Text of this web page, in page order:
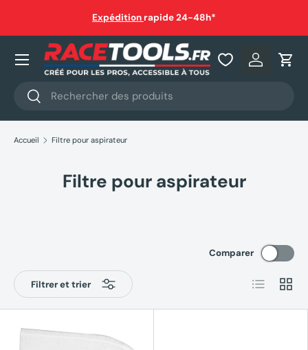
Aller au contenu
Expédition rapide 24-48h*
Recherche
Rechercher
Se
Nos produits
Accueil Filtre pour aspirateur
Filtre pour aspirateur
Filtrer et trier
Comparer
Liste Grille